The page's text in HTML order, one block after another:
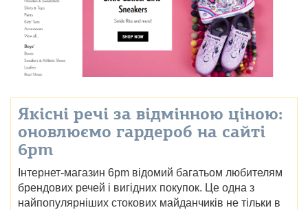
Якісні речі за відмінною ціною:
оновлюємо гардероб на сайті
6pm
Інтернет-магазин 6pm відомий багатьом любителям
брендових речей і вигідних покупок. Це одна з
найпопулярніших стокових майданчиків не тільки в